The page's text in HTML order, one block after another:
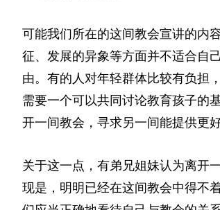
可能我们所在的这间教会宣讲的内
征、发展的异象等方面并不适合自
由。有的人对年轻群体比较有负担
需要一个可以共同讨论教育孩子的
开一间教会，寻求另一间能提供更
关于这一点，有弟兄姐妹认为离开
现是，明明已经在这间教会中得不